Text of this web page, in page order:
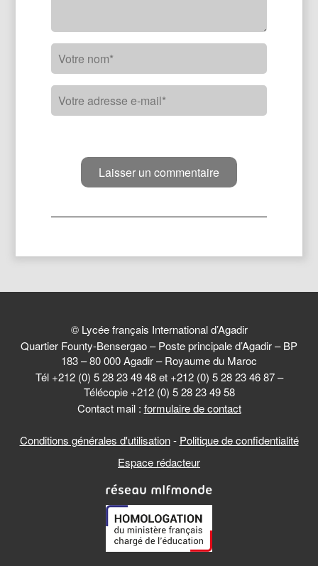
© Lycée français International d’Agadir
Quartier Founty-Bensergao – Poste principale d’Agadir – BP
183 – 80 000 Agadir – Royaume du Maroc
Tél +212 (0) 5 28 23 49 48 et +212 (0) 5 28 23 46 87 –
Télécopie +212 (0) 5 28 23 49 58
Contact mail : formulaire de contact
Conditions générales d'utilisation- Politique de confidentialité
Espace rédacteur